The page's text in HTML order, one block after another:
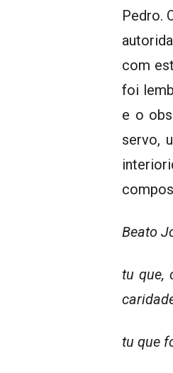
Pedro.
com
foi
e o
servo,
Beato
tu que,
tu que